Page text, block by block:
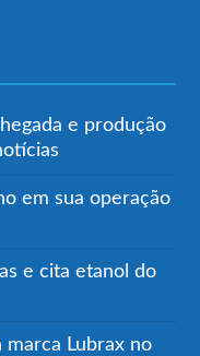
e produção
em sua operação
e cita etanol do
Lubrax no